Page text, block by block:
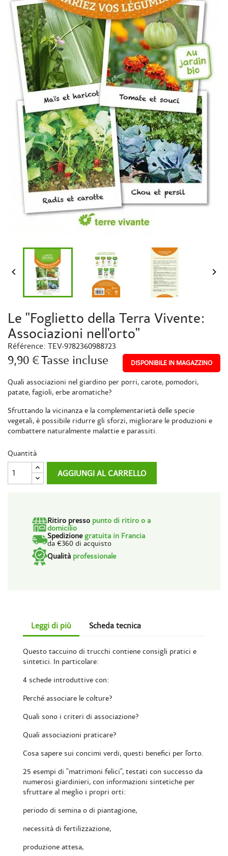
 
Le "Foglietto della Terra Vivente:
Associazioni nell'orto"
Référence: TEV-9782360988723
9,90 €Tasse incluse DISPONIBILE IN MAGAZZINO
Quali associazioni nel giardino per porri, carote, pomodori,
patate, fagioli, erbe aromatiche?
Sfruttando la vicinanza e la complementarietà delle specie
vegetali, è possibile ridurre gli sforzi, migliorare le produzioni e
combattere naturalmente malattie e parassiti.
Quantità
AGGIUNGI AL CARRELLO
Ritiro presso punto di ritiro o a
domicilio
Spedizione gratuita in Francia
da €360 di acquisto
Qualità professionale
Leggi di più Scheda tecnica
Questo taccuino di trucchi contiene consigli pratici e
sintetici. In particolare:
4 schede introduttive con:
Perché associare le colture?
Quali sono i criteri di associazione?
Quali associazioni praticare?
Cosa sapere sui concimi verdi, questi benefici per l'orto.
25 esempi di "matrimoni felici", testati con successo da
numerosi giardinieri, con informazioni sintetiche per
sfruttare al meglio i propri orti:
periodo di semina o di piantagione,
necessità di fertilizzazione,
produzione attesa,